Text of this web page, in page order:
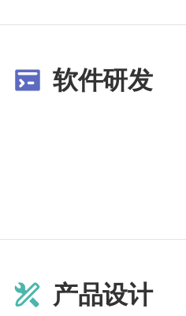
软件研发
产品设计